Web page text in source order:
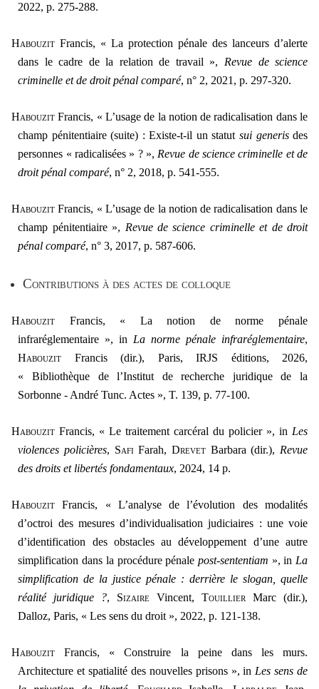
2022, p. 275-288.
Habouzit Francis, « La protection pénale des lanceurs d’alerte
dans le cadre de la relation de travail », Revue de science
criminelle et de droit pénal comparé, n° 2, 2021, p. 297-320.
Habouzit Francis, « L’usage de la notion de radicalisation dans le
champ pénitentiaire (suite) : Existe-t-il un statut sui generisdes
personnes « radicalisées » ? », Revue de science criminelle et de
droit pénal comparé, n° 2, 2018, p. 541-555.
Habouzit Francis, « L’usage de la notion de radicalisation dans le
champ pénitentiaire », Revue de science criminelle et de droit
pénal comparé, n° 3, 2017, p. 587-606.
Contributions à des actes de colloque
Habouzit Francis, « La notion de norme pénale
infraréglementaire », in La norme pénale infraréglementaire,
Habouzit Francis (dir.), Paris, IRJS éditions, 2026,
« Bibliothèque de l’Institut de recherche juridique de la
Sorbonne - André Tunc. Actes », T. 139, p. 77-100.
Habouzit Francis, « Le traitement carcéral du policier », in Les
violences policières, SafiFarah, Drevet Barbara (dir.), Revue
des droits et libertés fondamentaux, 2024, 14 p.
Habouzit Francis, « L’analyse de l’évolution des modalités
d’octroi des mesures d’individualisation judiciaires : une voie
d’identification des obstacles au développement d’une autre
simplification dans la procédure pénale post-sententiam », in La
simplification de la justice pénale : derrière le slogan, quelle
réalité juridique ?, Sizaire Vincent,Touillier Marc (dir.),
Dalloz, Paris, « Les sens du droit », 2022, p. 121-138.
Habouzit Francis, « Construire la peine dans les murs.
Architecture et spatialité des nouvelles prisons », in Les sens de